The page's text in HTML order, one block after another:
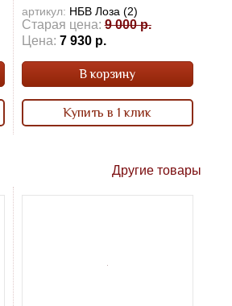
артикул: НБВ Лоза (2)
Старая цена: 9 000 р.
Цена: 7 930 р.
В корзину
Купить в 1 клик
Другие товары